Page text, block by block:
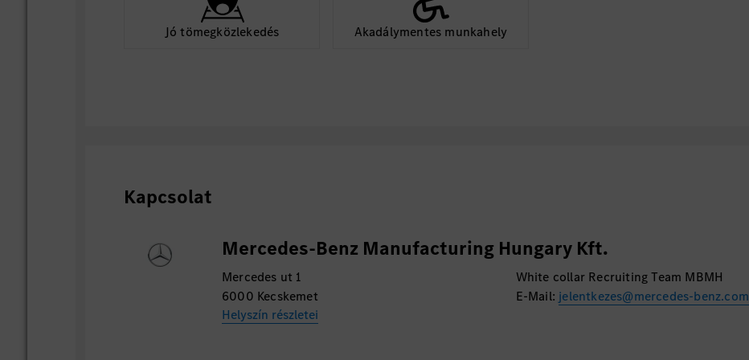
Jó tömegközlekedés Akadálymentes munkahely
Kapcsolat
Mercedes-Benz Manufacturing Hungary Kft.
Mercedes ut 1
6000 Kecskemet
Helyszín részletei
White collar Recruiting Team MBMH
E-Mail: jelentkezes@mercedes-benz.com